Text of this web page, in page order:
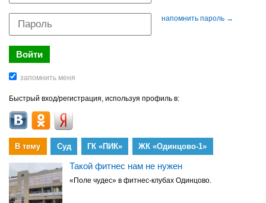
напомнить пароль →
Быстрый вход/регистрация, используя профиль в:
В тему Суд ГК «ПИК» ЖК «Одинцово-1»
Такой фитнес нам не нужен
«Поле чудес» в фитнес-клубах Одинцово.